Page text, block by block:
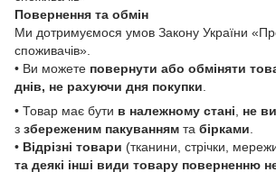
Повернення та обмін
Ми дотримуємося умов Закону України
споживачів».
• Ви можете повернути або обміняти
днів, не рахуючи дня покупки
• Товар має бути в належному стані не
з збереженим пакуванням та бірками
• Відрізні товари (тканини, стрічки,
та деякі інші види товару поверненню